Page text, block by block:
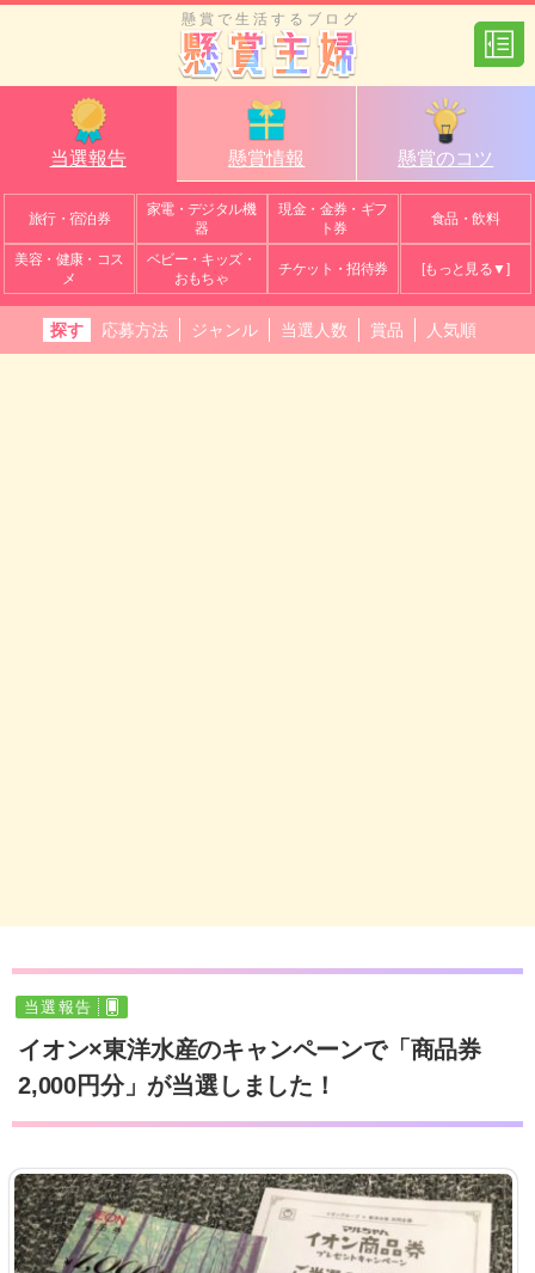
懸賞で生活するブログ
当選報告 懸賞情報 懸賞のコツ
旅行・宿泊券
家電・デジタル機
器
現金・金券・ギフ
ト券
食品・飲料
美容・健康・コス
メ
ベビー・キッズ・
おもちゃ
チケット・招待券 [もっと見る▼]
探す 応募方法 ジャンル 当選人数 賞品 人気順
当選報告
イオン×東洋水産のキャンペーンで「商品券
2,000円分」が当選しました！